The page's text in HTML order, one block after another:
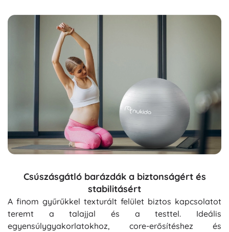
Csúszásgátló barázdák a biztonságért és
stabilitásért
A finom gyűrűkkel texturált felület biztos kapcsolatot
teremt a talajjal és a testtel. Ideális
egyensúlygyakorlatokhoz, core-erősítéshez és